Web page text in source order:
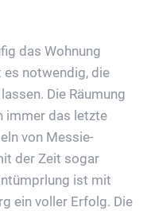
das Wohnung
es notwendig, die
Die Räumung
immer das letzte
von Messie-
der Zeit sogar
ist mit
ein voller Erfolg. Die